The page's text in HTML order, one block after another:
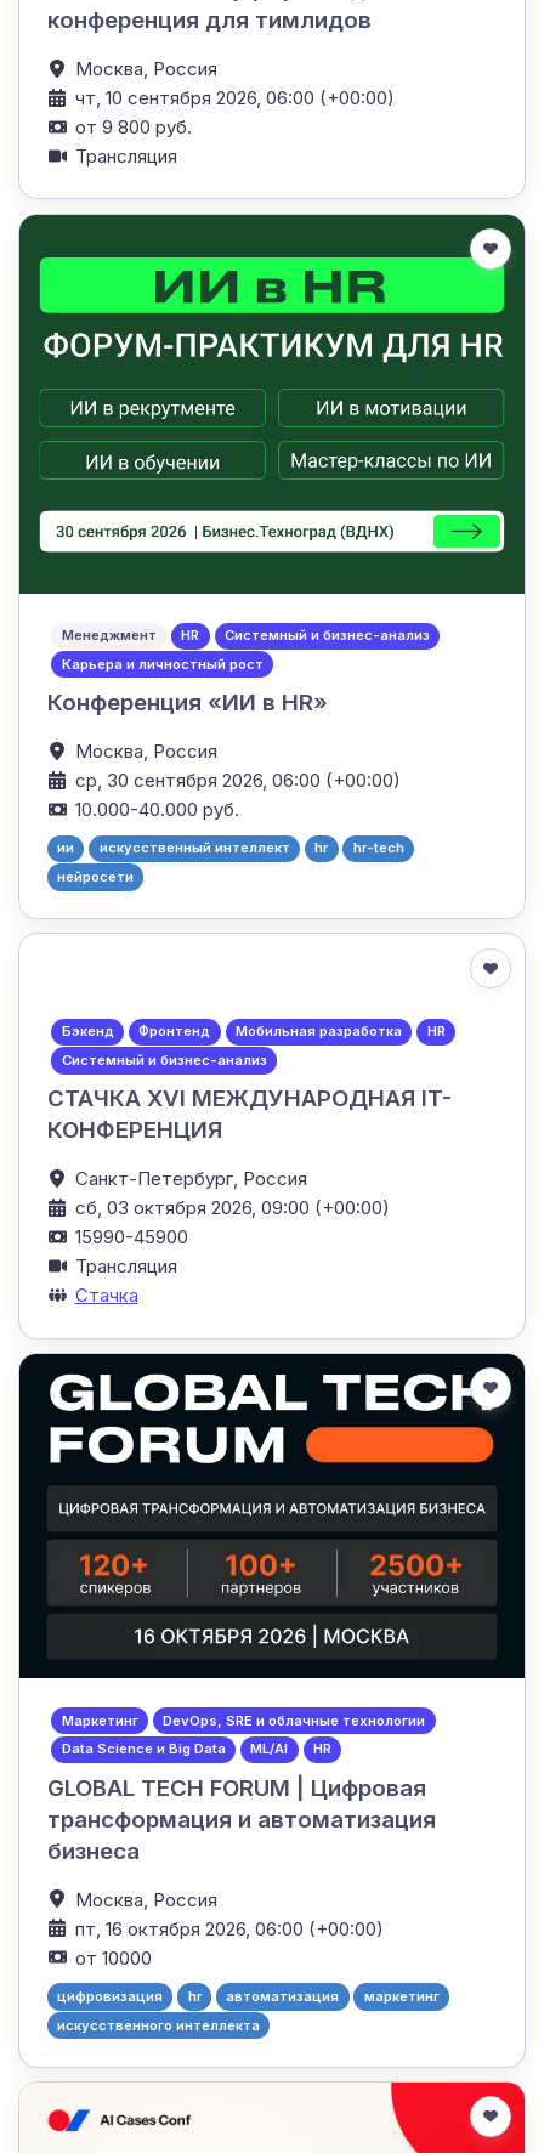
конференция для тимлидов
Москва, Россия
чт, 10 сентября 2026, 06:00 (+00:00)
от 9 800 руб.
Трансляция
Менеджмент HR
Системный и бизнес-анализ
Карьера и личностный рост
Конференция «ИИ в HR»
Москва, Россия
ср, 30 сентября 2026, 06:00 (+00:00)
10.000-40.000 руб.
ии искусственный интеллект hr
hr-tech
нейросети
Бэкенд Фронтенд Мобильная разработка
HR
Системный и бизнес-анализ
СТАЧКА XVI МЕЖДУНАРОДНАЯ IT-
КОНФЕРЕНЦИЯ
Санкт-Петербург, Россия
сб, 03 октября 2026, 09:00 (+00:00)
15990-45900
Трансляция
Стачка
Маркетинг
DevOps, SRE и облачные технологии
Data Science и Big Data
ML/AI HR
GLOBAL TECH FORUM | Цифровая
трансформация и автоматизация
бизнеса
Москва, Россия
пт, 16 октября 2026, 06:00 (+00:00)
от 10000
цифровизация hr автоматизация
маркетинг
искусственного интеллекта